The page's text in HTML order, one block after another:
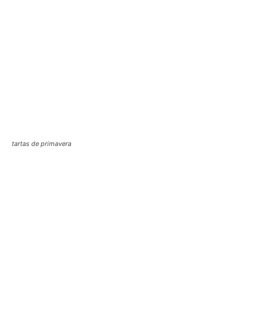
tartas de primavera